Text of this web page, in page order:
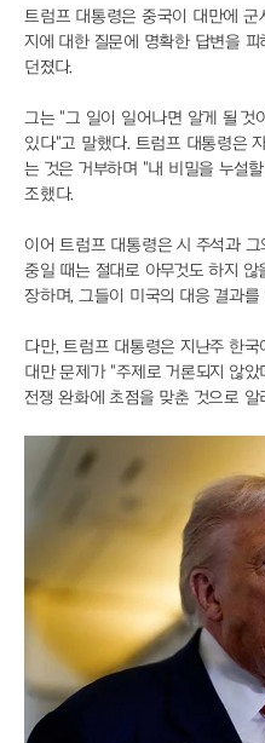
트럼프 대통령은 중국이 대만에
지에 대한 질문에 명확한 답변을
던졌다.
그는 "그 일이 일어나면 알게 될 것
있다"고 말했다. 트럼프 대통령은
는 것은 거부하며 "내 비밀을 누설
조했다.
이어 트럼프 대통령은 시 주석과
중일 때는 절대로 아무것도 하지
장하며, 그들이 미국의 대응 결과
다만, 트럼프 대통령은 지난주 한
대만 문제가 "주제로 거론되지 않
전쟁 완화에 초점을 맞춘 것으로 알